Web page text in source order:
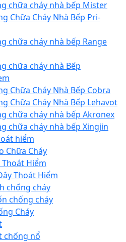
chữa cháy nhà bếp Mister
Chữa Cháy Nhà Bếp Pri-
chữa cháy nhà bếp Range
chữa cháy nhà Bếp
Chữa Cháy Nhà Bếp Cobra
Chữa Cháy Nhà Bếp Lehavot
chữa cháy nhà bếp Akronex
chữa cháy nhà bếp Xingjin
hiểm
Chữa Cháy
Hiểm
Thoát Hiểm
chống cháy
chống cháy
Cháy
chống nổ